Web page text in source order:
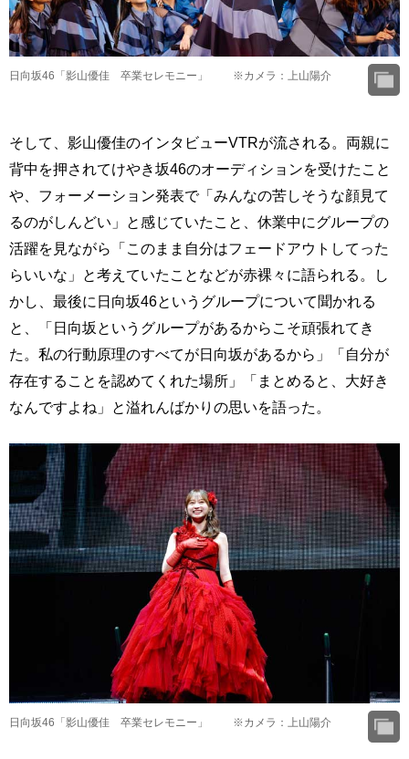
日向坂46「影山優佳 卒業セレモニー」 ※カメラ：上山陽介
そして、影山優佳のインタビューVTRが流される。両親に
背中を押されてけやき坂46のオーディションを受けたこと
や、フォーメーション発表で「みんなの苦しそうな顔見て
るのがしんどい」と感じていたこと、休業中にグループの
活躍を見ながら「このまま自分はフェードアウトしてった
らいいな」と考えていたことなどが赤裸々に語られる。し
かし、最後に日向坂46というグループについて聞かれる
と、「日向坂というグループがあるからこそ頑張れてき
た。私の行動原理のすべてが日向坂があるから」「自分が
存在することを認めてくれた場所」「まとめると、大好き
なんですよね」と溢れんばかりの思いを語った。
日向坂46「影山優佳 卒業セレモニー」 ※カメラ：上山陽介